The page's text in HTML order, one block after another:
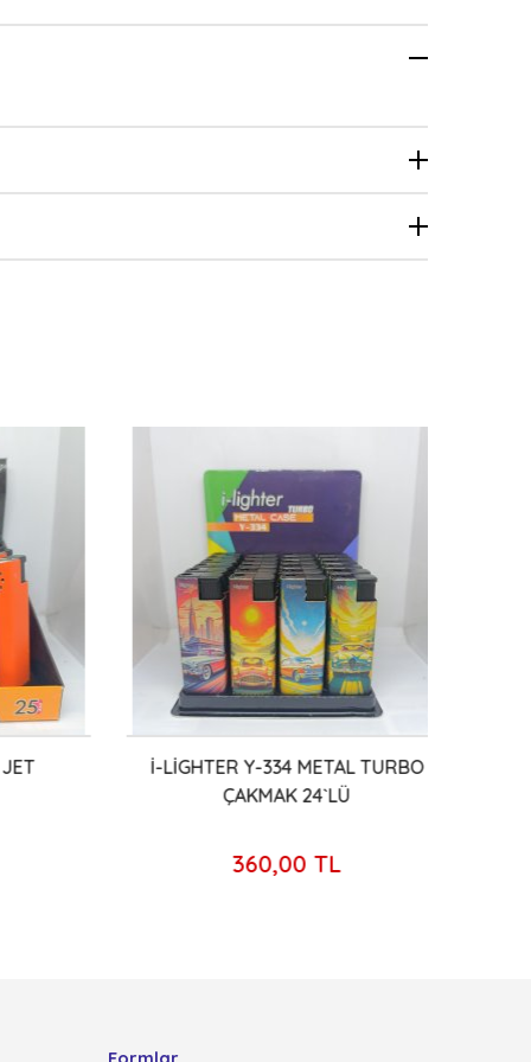
İ-LİGHTER Y-334 METAL TURBO
ÇAKMAK 24`LÜ
360,00 TL